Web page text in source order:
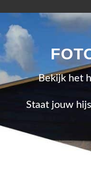
Bekijk het
Staat jouw